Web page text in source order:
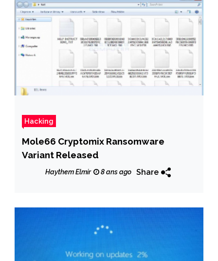
Hacking
Mole66 Cryptomix Ransomware
Variant Released
Haythem Elmir 8 ans ago Share